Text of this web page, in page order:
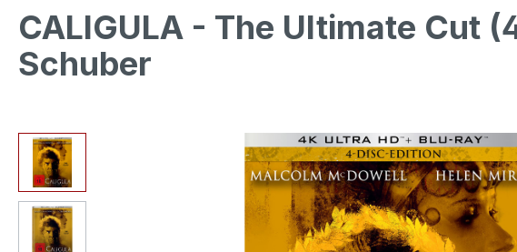
CALIGULA - The Ultimate Cut
Schuber
Bildergalerie überspringen